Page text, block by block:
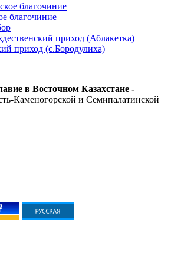
благочиние
благочиние
приход (Аблакетка)
приход (с.Бородулиха)
в Восточном Казахстане -
Каменогорской и Семипалатинской